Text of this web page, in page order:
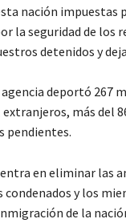
nación impuestas
la seguridad de los
detenidos y
agencia deportó 267
extranjeros, más del
pendientes.
en eliminar las
y los
de la